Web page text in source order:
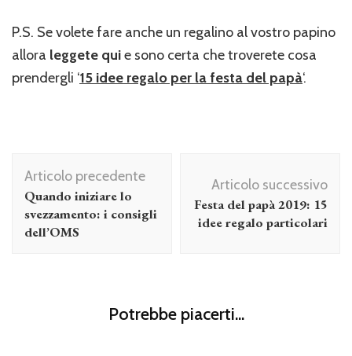
P.S. Se volete fare anche un regalino al vostro papino
allora leggete quie sono certa che troverete cosa
prendergli ‘15 idee regalo per la festa del papà‘.
Navigazione
articolo
Articolo precedente
Quando iniziare lo
svezzamento: i consigli
dell’OMS
Articolo successivo
Festa del papà 2019: 15
idee regalo particolari
Potrebbe piacerti...
Diventare papà: le 101 cose che devi assolutamente